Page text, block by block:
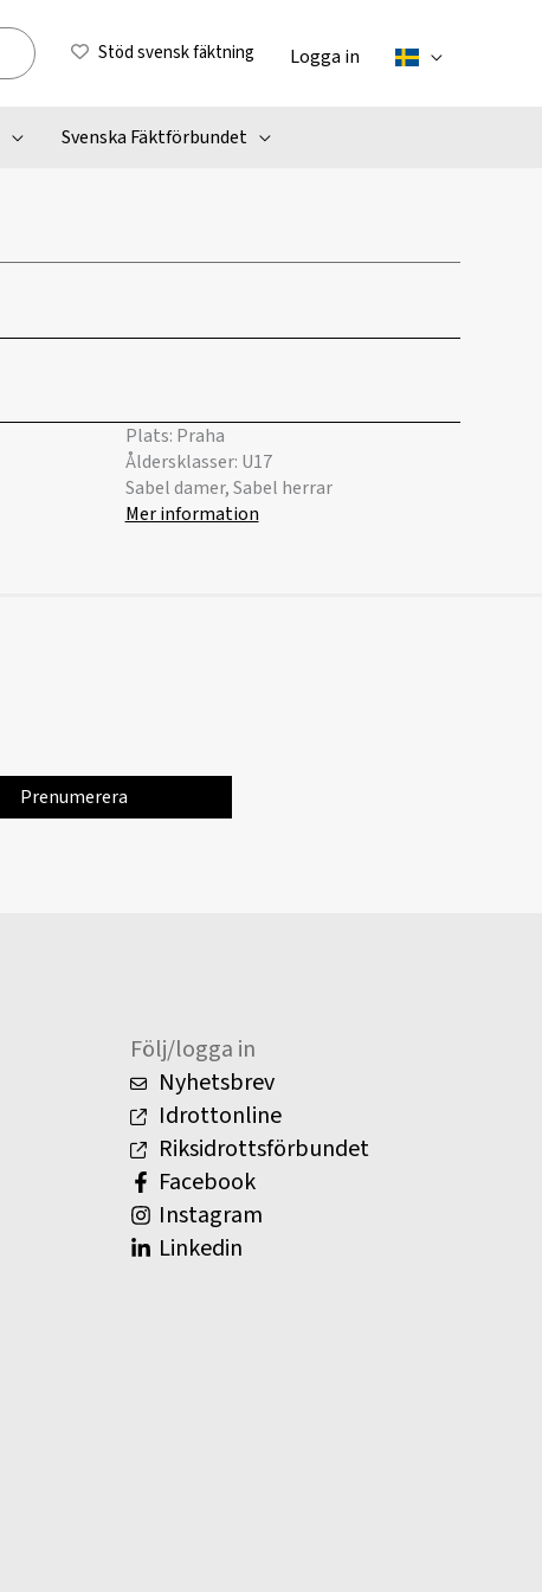
Stöd svensk fäktning Logga in
Svenska Fäktförbundet
Plats: Praha
Åldersklasser: U17
Sabel damer, Sabel herrar
Mer information
Följ/logga in
Nyhetsbrev
Idrottonline
Riksidrottsförbundet
Facebook
Instagram
Linkedin